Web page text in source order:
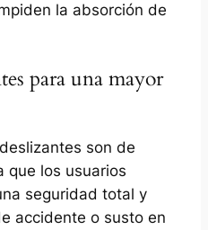
la absorción de
para una mayor
son de
que los usuarios
seguridad total y
accidente o susto en